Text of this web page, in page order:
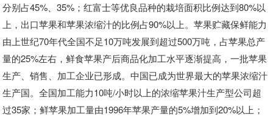
分别占45%、35%；红富士等优良品种的栽培面积比例达到80%以
上，出口苹果和苹果浓缩汁的比例占90%以上。苹果贮藏保鲜能力
由上世纪70年代全国不足10万吨发展到超过500万吨，占苹果总产
量的25%左右，鲜食苹果产后商品化加工水平逐渐提高，一批苹果
生产、销售、加工企业已形成。中国已成为世界最大的苹果浓缩汁
生产国。全国加工能力10吨/小时以上的浓缩苹果汁生产型公司超
过35家；鲜苹果加工量由1996年苹果产量的5%增加到20%以上；